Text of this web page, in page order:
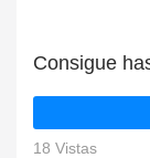
18 Vistas